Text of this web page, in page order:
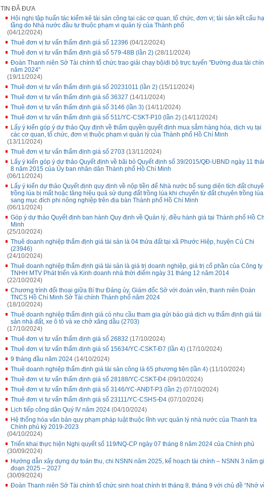
TIN ĐÃ ĐƯA
Hội nghị tập huấn tác kiểm kê tài sản công tại các cơ quan, tổ chức, đơn vị; tài sản kết cấu hạ
tầng do Nhà nước đầu tư thuộc phạm vi quản lý của Thành phố
(04/12/2024)
Thuê đơn vị tư vấn thẩm định giá số 12396 (04/12/2024)
Thuê đơn vị tư vấn thẩm định giá số 579-48B (lần 2) (28/11/2024)
Đoàn Thanh niên Sở Tài chính tổ chức trao giải chạy bộ/đi bộ trực tuyến "Đường đua tài
năm 2024"
(19/11/2024)
Thuê đơn vị tư vấn thẩm định giá số 20231011 (lần 2) (15/11/2024)
Thuê đơn vị tư vấn thẩm định giá số 36327 (14/11/2024)
Thuê đơn vị tư vấn thẩm định giá số 3146 (lần 3) (14/11/2024)
Thuê đơn vị tư vấn thẩm định giá số 511/YC-CSKT-P10 (lần 2) (14/11/2024)
Lấy ý kiến góp ý dự thảo Quy định về thẩm quyền quyết định mua sắm hàng hóa, dịch vụ tại
các cơ quan, tổ chức, đơn vị thuộc phạm vi quản lý của Thành phố Hồ Chí Minh
(13/11/2024)
Thuê đơn vị tư vấn thẩm định giá số 2703 (13/11/2024)
Lấy ý kiến góp ý dự thảo Quyết định về bãi bỏ Quyết định số 39/2015/QĐ-UBND ngày 11
8 năm 2015 của Ủy ban nhân dân Thành phố Hồ Chí Minh
(06/11/2024)
Lấy ý kiến dự thảo Quyết định quy định về nộp tiền để Nhà nước bổ sung diện tích đất
trồng lúa bị mất hoặc tăng hiệu quả sử dụng đất trồng lúa khi chuyển từ đất chuyên trồng lúa
sang mục đích phi nông nghiệp trên địa bàn Thành phố Hồ Chí Minh
(06/11/2024)
Góp ý dự thảo Quyết định ban hành Quy định về Quản lý, điều hành giá tại Thành phố Hồ
Minh
(25/10/2024)
Thuê doanh nghiệp thẩm định giá tài sản là 04 thửa đất tại xã Phước Hiệp, huyện Củ Chi
(23946)
(24/10/2024)
Thuê doanh nghiệp thẩm định giá tài sản là giá trị doanh nghiệp, giá trị cổ phần của Công ty
TNHH MTV Phát triển và Kinh doanh nhà thời điểm ngày 31 tháng 12 năm 2014
(22/10/2024)
Chương trình đối thoại giữa Bí thư Đảng ủy, Giám đốc Sở với đoàn viên, thanh niên Đoàn
TNCS Hồ Chí Minh Sở Tài chính Thành phố năm 2024
(18/10/2024)
Thuê doanh nghiệp thẩm định giá có nhu cầu tham gia gửi báo giá dịch vụ thẩm định giá tài
sản nhà đất, xe ô tô và xe chở xăng dầu (2703)
(17/10/2024)
Thuê đơn vị tư vấn thẩm định giá số 26832 (17/10/2024)
Thuê đơn vị tư vấn thẩm định giá số 15634/YC-CSKT-Đ7 (lần 4) (17/10/2024)
9 tháng đầu năm 2024 (14/10/2024)
Thuê doanh nghiệp thẩm định giá tài sản công là 65 phương tiện (lần 4) (11/10/2024)
Thuê đơn vị tư vấn thẩm định giá số 28188/YC-CSKT-Đ4 (09/10/2024)
Thuê đơn vị tư vấn thẩm định giá số 3146/YC-ANĐT-P3 (lần 2) (07/10/2024)
Thuê đơn vị tư vấn thẩm định giá số 23111/YC-CSHS-Đ4 (07/10/2024)
Lịch tiếp công dân Quý IV năm 2024 (04/10/2024)
Hệ thống hóa văn bản quy phạm pháp luật thuộc lĩnh vực quản lý nhà nước của Thanh tra
Chính phủ kỳ 2019-2023
(04/10/2024)
Triển khai thực hiện Nghị quyết số 119/NQ-CP ngày 07 tháng 8 năm 2024 của Chính phủ
(30/09/2024)
Hướng dẫn xây dựng dự toán thu, chi NSNN năm 2025, kế hoạch tài chính – NSNN 3 năm
đoạn 2025 – 2027
(30/09/2024)
Đoàn Thanh niên Sở Tài chính tổ chức sinh hoạt chính trị tháng 8, tháng 9 với chủ đề “Nhớ